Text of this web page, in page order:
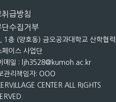
급방침
단수집거부
층 (양호동) 금오공과대학교 산학협력
페이스 사업단
메일 : ljh3528@kumoh.ac.kr
관리책임자: OOO
CENTER ALL RIGHTS